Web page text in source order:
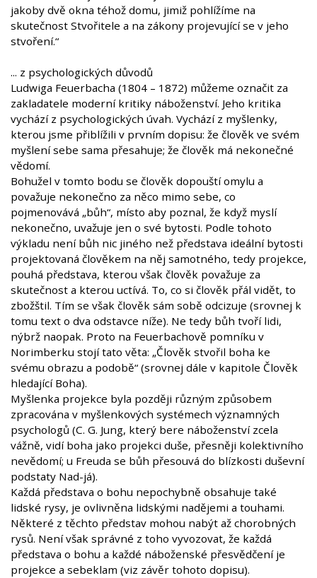
jakoby dvě okna téhož domu, jimiž pohlížíme na
skutečnost Stvořitele a na zákony projevující se v jeho
stvoření.“
... z psychologických důvodů
Ludwiga Feuerbacha (1804 – 1872) můžeme označit za
zakladatele moderní kritiky náboženství. Jeho kritika
vychází z psychologických úvah. Vychází z myšlenky,
kterou jsme přiblížili v prvním dopisu: že člověk ve svém
myšlení sebe sama přesahuje; že člověk má nekonečné
vědomí.
Bohužel v tomto bodu se člověk dopouští omylu a
považuje nekonečno za něco mimo sebe, co
pojmenovává „bůh“, místo aby poznal, že když myslí
nekonečno, uvažuje jen o své bytosti. Podle tohoto
výkladu není bůh nic jiného než představa ideální bytosti
projektovaná člověkem na něj samotného, tedy projekce,
pouhá představa, kterou však člověk považuje za
skutečnost a kterou uctívá. To, co si člověk přál vidět, to
zbožštil. Tím se však člověk sám sobě odcizuje (srovnej k
tomu text o dva odstavce níže). Ne tedy bůh tvoří lidi,
nýbrž naopak. Proto na Feuerbachově pomníku v
Norimberku stojí tato věta: „Člověk stvořil boha ke
svému obrazu a podobě“ (srovnej dále v kapitole Člověk
hledající Boha).
Myšlenka projekce byla později různým způsobem
zpracována v myšlenkových systémech významných
psychologů (C. G. Jung, který bere náboženství zcela
vážně, vidí boha jako projekci duše, přesněji kolektivního
nevědomí; u Freuda se bůh přesouvá do blízkosti duševní
podstaty Nad-já).
Každá představa o bohu nepochybně obsahuje také
lidské rysy, je ovlivněna lidskými nadějemi a touhami.
Některé z těchto představ mohou nabýt až chorobných
rysů. Není však správné z toho vyvozovat, že každá
představa o bohu a každé náboženské přesvědčení je
projekce a sebeklam (viz závěr tohoto dopisu).